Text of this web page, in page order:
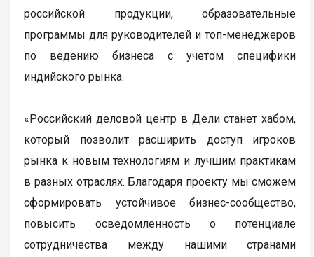
российской продукции, образовательные
программы для руководителей и топ-менеджеров
по ведению бизнеса с учетом специфики
индийского рынка.
«Российский деловой центр в Дели станет хабом,
который позволит расширить доступ игроков
рынка к новым технологиям и лучшим практикам
в разных отраслях. Благодаря проекту мы сможем
сформировать устойчивое бизнес-сообщество,
повысить осведомленность о потенциале
сотрудничества между нашими странами